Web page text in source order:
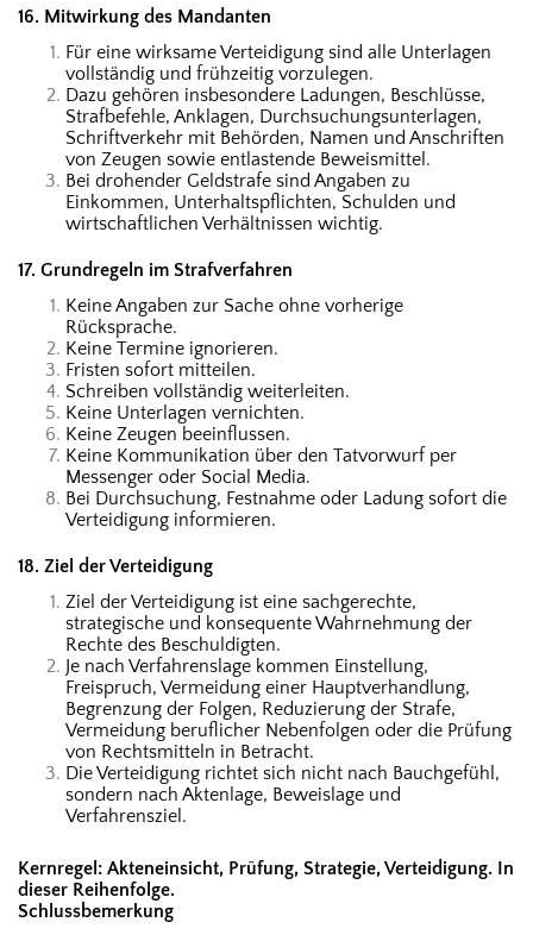
16. Mitwirkung des Mandanten
Für eine wirksame Verteidigung sind alle Unterlagen
vollständig und frühzeitig vorzulegen.
Dazu gehören insbesondere Ladungen, Beschlüsse,
Strafbefehle, Anklagen, Durchsuchungsunterlagen,
Schriftverkehr mit Behörden, Namen und Anschriften
von Zeugen sowie entlastende Beweismittel.
Bei drohender Geldstrafe sind Angaben zu
Einkommen, Unterhaltspflichten, Schulden und
wirtschaftlichen Verhältnissen wichtig.
17. Grundregeln im Strafverfahren
Keine Angaben zur Sache ohne vorherige
Rücksprache.
Keine Termine ignorieren.
Fristen sofort mitteilen.
Schreiben vollständig weiterleiten.
Keine Unterlagen vernichten.
Keine Zeugen beeinflussen.
Keine Kommunikation über den Tatvorwurf per
Messenger oder Social Media.
Bei Durchsuchung, Festnahme oder Ladung sofort die
Verteidigung informieren.
18. Ziel der Verteidigung
Ziel der Verteidigung ist eine sachgerechte,
strategische und konsequente Wahrnehmung der
Rechte des Beschuldigten.
Je nach Verfahrenslage kommen Einstellung,
Freispruch, Vermeidung einer Hauptverhandlung,
Begrenzung der Folgen, Reduzierung der Strafe,
Vermeidung beruflicher Nebenfolgen oder die Prüfung
von Rechtsmitteln in Betracht.
Die Verteidigung richtet sich nicht nach Bauchgefühl,
sondern nach Aktenlage, Beweislage und
Verfahrensziel.
Kernregel: Akteneinsicht, Prüfung, Strategie, Verteidigung. In
dieser Reihenfolge.
Schlussbemerkung